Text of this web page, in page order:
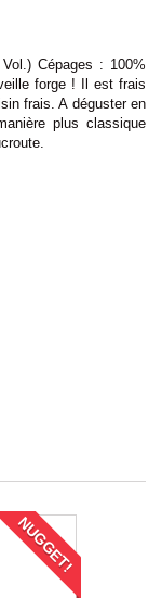
Cépages : 100%
forge ! Il est frais
frais. A déguster en
plus classique
NUGGET!